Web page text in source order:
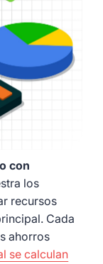
con
los
recursos
Cada
ahorros
se calculan